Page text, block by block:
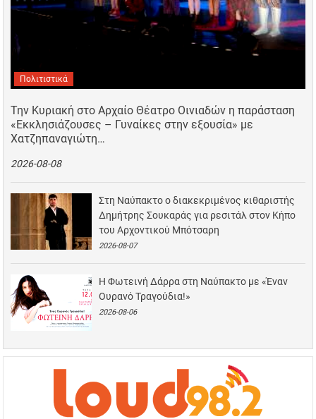
Πολιτιστικά
Την Κυριακή στο Αρχαίο Θέατρο Οινιαδών η παράσταση
«Εκκλησιάζουσες – Γυναίκες στην εξουσία» με
Χατζηπαναγιώτη…
2026-08-08
Στη Ναύπακτο ο διακεκριμένος κιθαριστής
Δημήτρης Σουκαράς για ρεσιτάλ στον Κήπο
του Αρχοντικού Μπότσαρη
2026-08-07
Η Φωτεινή Δάρρα στη Ναύπακτο με «Έναν
Ουρανό Τραγούδια!»
2026-08-06